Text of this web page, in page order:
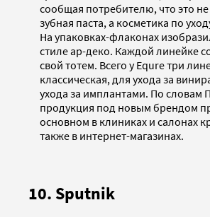
сообщая потребителю, что это
зубная паста, а косметика по
На упаковках-флаконах
стиле ар-деко. Каждой линейке
свой тотем. Всего у Equre три
классическая, для ухода за
ухода за имплантами. По словам
продукция под новым брендом
основном в клиниках и салонах
также в интернет-магазинах.
10. Sputnik